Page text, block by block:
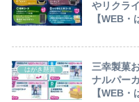
やリクラ
【WEB
はがき懸賞
三幸製菓
ナルパー
【WEB